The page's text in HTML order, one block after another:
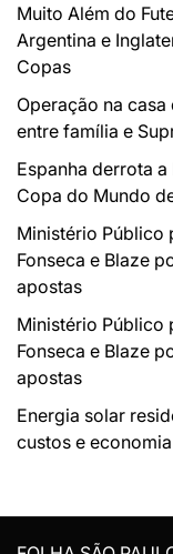
Muito Além do
Argentina e
Copas
Operação na
entre família e
Espanha derrota
Copa do Mundo
Ministério Público
Fonseca e Blaze
apostas
Ministério Público
Fonseca e Blaze
apostas
Energia solar
custos e economia